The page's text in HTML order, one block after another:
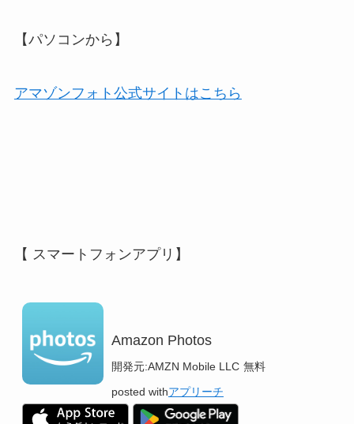
【パソコンから】
アマゾンフォト公式サイトはこちら
【 スマートフォンアプリ】
Amazon Photos
開発元:AMZN Mobile LLC 無料
posted withアプリーチ